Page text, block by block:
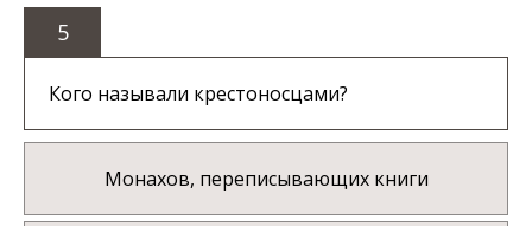
5
Кого называли крестоносцами?
Монахов, переписывающих книги